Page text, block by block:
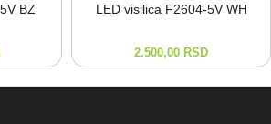
BZ LED visilica F2604-⁠5V WH
2.500,00 RSD